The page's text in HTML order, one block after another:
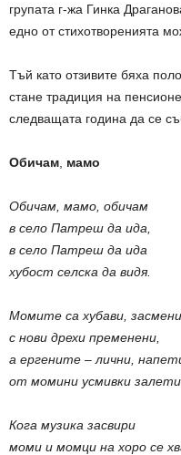
групата г-жа Гинка
едно от стихотворенията
Тъй като отзивите бяха
стане традиция на
следващата година да се
Обичам мамо
Обичам, мамо, обичам
в село Патреш да ида,
в село Патреш да ида
хубост селска да видя.
Момите са хубави, засмени
с нови дрехи пременени,
а ергените – лични,
от момини усмивки залети.
Кога музика засвири
моми и момци на хоро се